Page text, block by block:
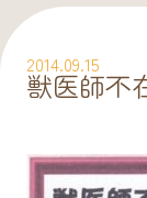
2014.09.15
獣医師不